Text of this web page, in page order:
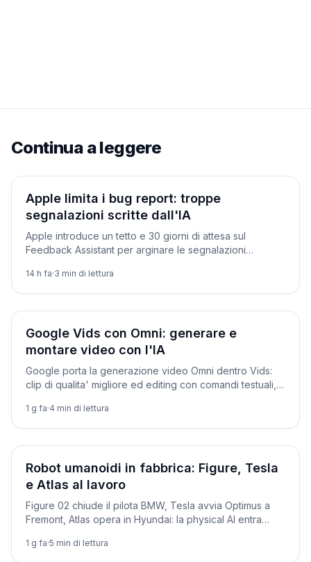
Continua a leggere
Prodotti
Apple limita i bug report: troppe
segnalazioni scritte dall'IA
Apple introduce un tetto e 30 giorni di attesa sul
Feedback Assistant per arginare le segnalazioni
l'Internet Bug Bounty.
14 h fa·3 min di lettura
Novità
Google Vids con Omni: generare e
montare video con l'IA
Google porta la generazione video Omni dentro Vids:
clip di qualita' migliore ed editing con comandi testuali,
1 g fa·4 min di lettura
Prodotti
Robot umanoidi in fabbrica: Figure, Tesla
e Atlas al lavoro
Figure 02 chiude il pilota BMW, Tesla avvia Optimus a
Fremont, Atlas opera in Hyundai: la physical AI entra
1 g fa·5 min di lettura